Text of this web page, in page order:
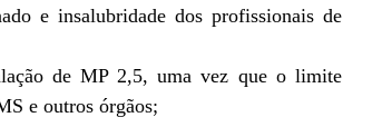
e insalubridade dos profissionais de
de MP 2,5, uma vez que o limite
e outros órgãos;